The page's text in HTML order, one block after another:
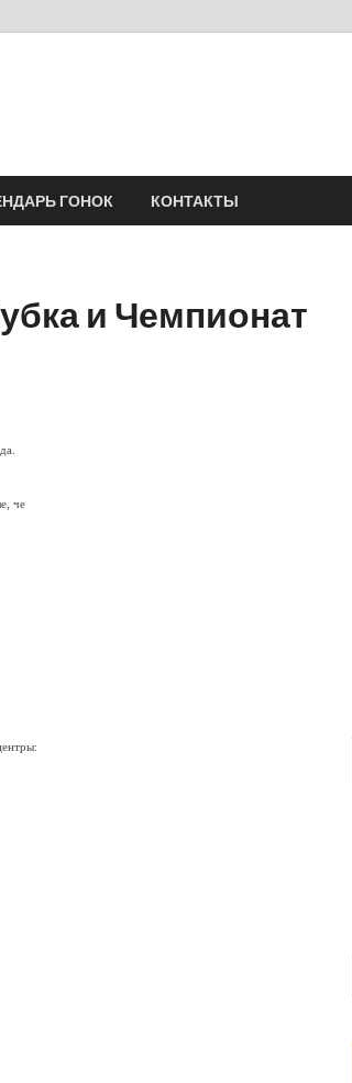
ГОНОК КОНТАКТЫ
и Чемпионат
че